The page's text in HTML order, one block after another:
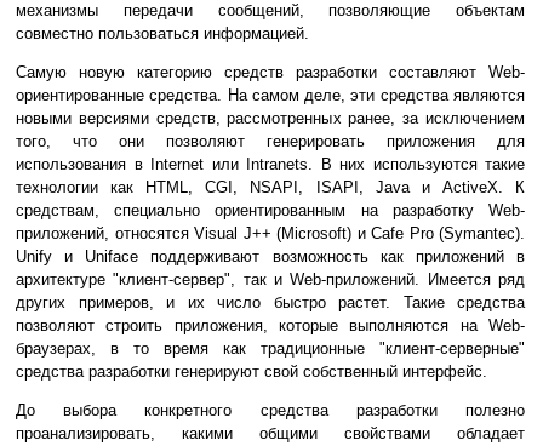
механизмы передачи сообщений, позволяющие объектам
совместно пользоваться информацией.
Самую новую категорию средств разработки составляют Web-
ориентированные средства. На самом деле, эти средства являются
новыми версиями средств, рассмотренных ранее, за исключением
того, что они позволяют генерировать приложения для
использования в Internet или Intranets. В них используются такие
технологии как HTML, CGI, NSAPI, ISAPI, Java и ActiveX. К
средствам, специально ориентированным на разработку Web-
приложений, относятся Visual J++ (Microsoft) и Cafe Pro (Symantec).
Unify и Uniface поддерживают возможность как приложений в
архитектуре "клиент-сервер", так и Web-приложений. Имеется ряд
других примеров, и их число быстро растет. Такие средства
позволяют строить приложения, которые выполняются на Web-
браузерах, в то время как традиционные "клиент-серверные"
средства разработки генерируют свой собственный интерфейс.
До выбора конкретного средства разработки полезно
проанализировать, какими общими свойствами обладает